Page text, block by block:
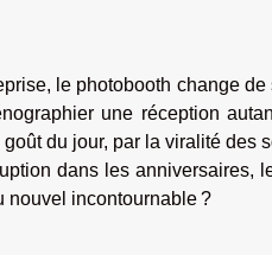
le photobooth change de
une réception
du jour, par la viralité des
dans les anniversaires,
nouvel incontournable ?